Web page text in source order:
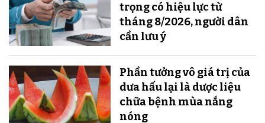
trọng có hiệu lực từ
tháng 8/2026, người dân
cần lưu ý
Phần tưởng vô giá trị của
dưa hấu lại là dược liệu
chữa bệnh mùa nắng
nóng